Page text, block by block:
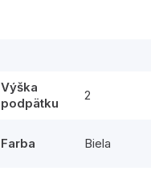
Výška
podpätku
2
Farba Biela